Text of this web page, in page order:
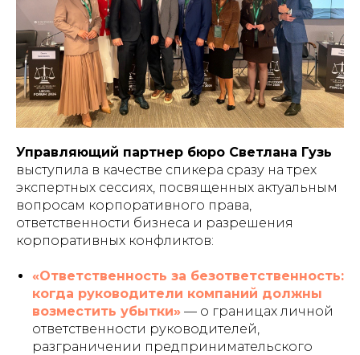
Управляющий партнер бюро Светлана Гузь
выступила в качестве спикера сразу на трех
экспертных сессиях, посвященных актуальным
вопросам корпоративного права,
ответственности бизнеса и разрешения
корпоративных конфликтов:
«Ответственность за безответственность:
когда руководители компаний должны
возместить убытки» — о границах личной
ответственности руководителей,
разграничении предпринимательского